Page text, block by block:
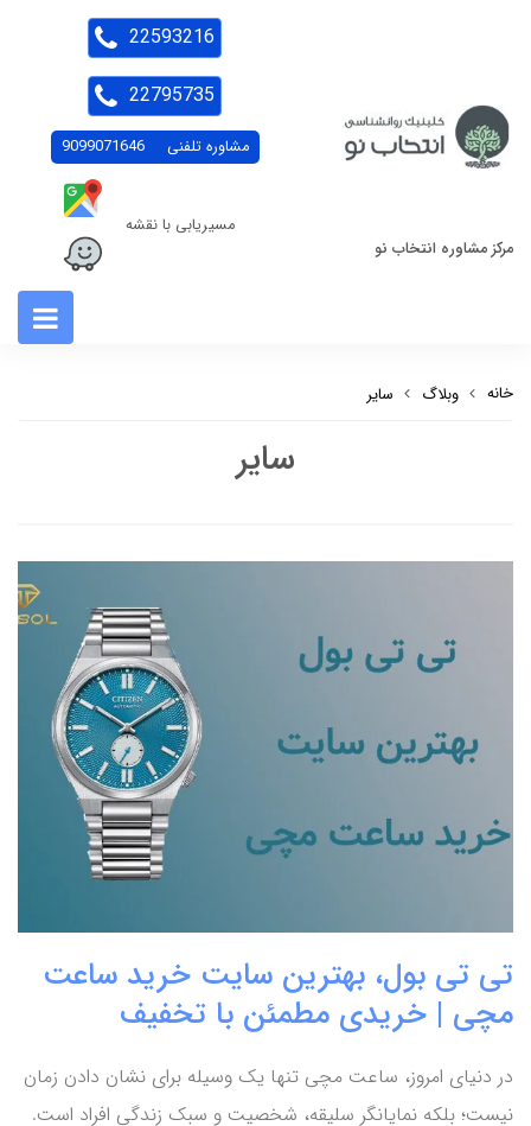
مرکز مشاوره انتخاب نو
مشاوره تلفنی 9099071646
مسیریابی با نقشه
22593216
22795735
خانه وبلاگ سایر
سایر
تی تی بول، بهترین سایت خرید ساعت
مچی | خریدی مطمئن با تخفیف
در دنیای امروز، ساعت مچی تنها یک وسیله برای نشان دادن زمان
نیست؛ بلکه نمایانگر سلیقه، شخصیت و سبک زندگی افراد است.